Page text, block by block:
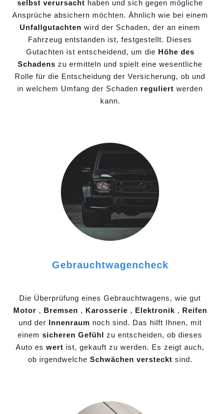
selbst verursacht haben und sich gegen mögliche
Ansprüche absichern möchten. Ähnlich wie bei einem
Unfallgutachten wird der Schaden, der an einem
Fahrzeug entstanden ist, festgestellt. Dieses
Gutachten ist entscheidend, um die Höhe des
Schadens zu ermitteln und spielt eine wesentliche
Rolle für die Entscheidung der Versicherung, ob und
in welchem Umfang der Schaden reguliert werden
kann.
Gebrauchtwagencheck
Die Überprüfung eines Gebrauchtwagens, wie gut
Motor , Bremsen , Karosserie , Elektronik , Reifen
und der Innenraum noch sind. Das hilft Ihnen, mit
einem sicheren Gefühl zu entscheiden, ob dieses
Auto es wert ist, gekauft zu werden. Es zeigt auch,
ob irgendwelche Schwächen versteckt sind.